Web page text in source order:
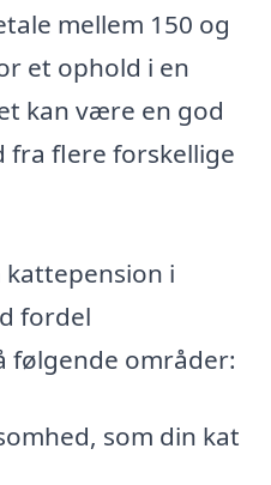
mellem 150 og
et ophold i en
kan være en god
fra flere forskellige
i
fordel
følgende områder:
som din kat